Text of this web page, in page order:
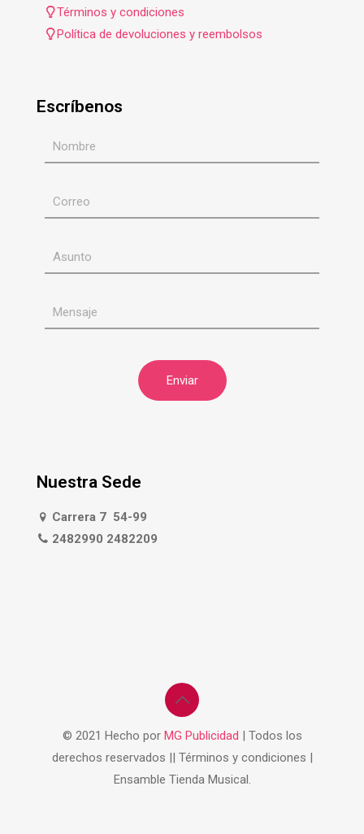
Términos y condiciones
Política de devoluciones y reembolsos
Escríbenos
Nuestra Sede
Carrera 7 54-99
2482990 2482209
© 2021 Hecho por MG Publicidad | Todos los
derechos reservados || Términos y condiciones |
Ensamble Tienda Musical.